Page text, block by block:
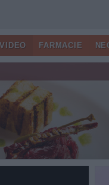
VIDEO FARMACIE